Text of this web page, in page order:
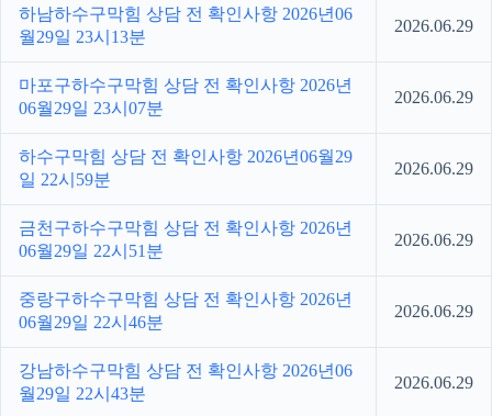
하남하수구막힘 상담 전 확인사항 2026년06
월29일 23시13분
2026.06.29
마포구하수구막힘 상담 전 확인사항 2026년
06월29일 23시07분
2026.06.29
하수구막힘 상담 전 확인사항 2026년06월29
일 22시59분
2026.06.29
금천구하수구막힘 상담 전 확인사항 2026년
06월29일 22시51분
2026.06.29
중랑구하수구막힘 상담 전 확인사항 2026년
06월29일 22시46분
2026.06.29
강남하수구막힘 상담 전 확인사항 2026년06
월29일 22시43분
2026.06.29